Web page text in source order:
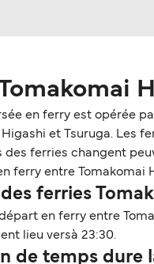
en ferry est opérée
et Tsuruga. Les
des ferries changent
ferry entre Tomakomai
ferries
en ferry entre
lieu versà 23:30.
de temps dure